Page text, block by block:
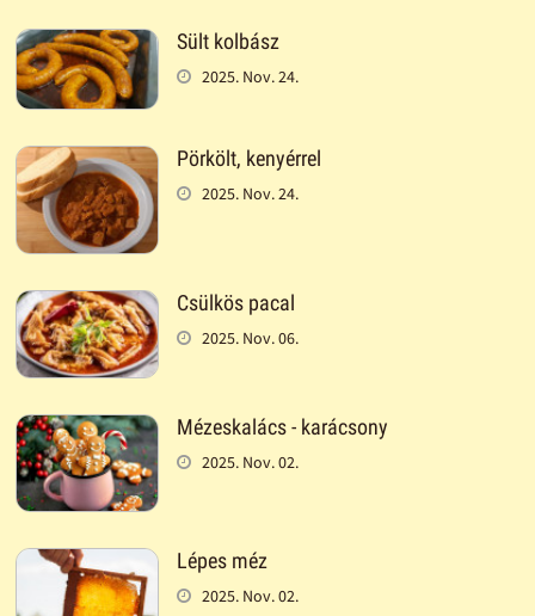
Sült kolbász
2025. Nov. 24.
Pörkölt, kenyérrel
2025. Nov. 24.
Csülkös pacal
2025. Nov. 06.
Mézeskalács - karácsony
2025. Nov. 02.
Lépes méz
2025. Nov. 02.